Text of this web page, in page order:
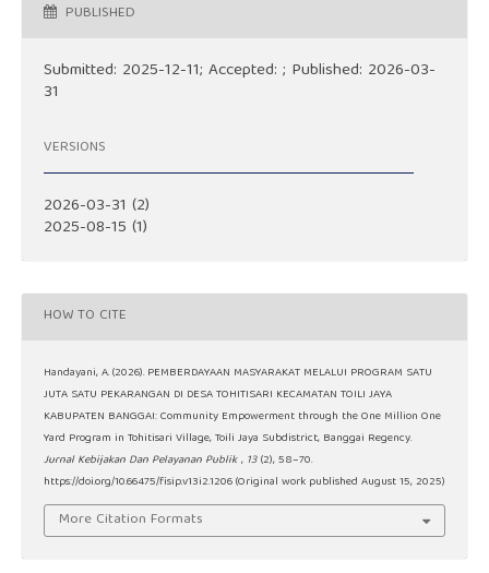
PUBLISHED
Submitted: 2025-12-11; Accepted: ; Published: 2026-03-
31
VERSIONS
2026-03-31 (2)
2025-08-15 (1)
HOW TO CITE
Handayani, A. (2026). PEMBERDAYAAN MASYARAKAT MELALUI PROGRAM SATU
JUTA SATU PEKARANGAN DI DESA TOHITISARI KECAMATAN TOILI JAYA
KABUPATEN BANGGAI: Community Empowerment through the One Million One
Yard Program in Tohitisari Village, Toili Jaya Subdistrict, Banggai Regency.
Jurnal Kebijakan Dan Pelayanan Publik , 13 (2), 58–70.
https://doi.org/10.66475/fisip.v13i2.1206 (Original work published August 15, 2025)
More Citation Formats